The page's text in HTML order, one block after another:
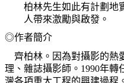
柏林先生如此有計劃地
人帶來激勵與啟發。
◎作者簡介
齊柏林。因為對攝影的熱
理、雜誌攝影師。 1990年轉
灣各項重大工程的興建過程